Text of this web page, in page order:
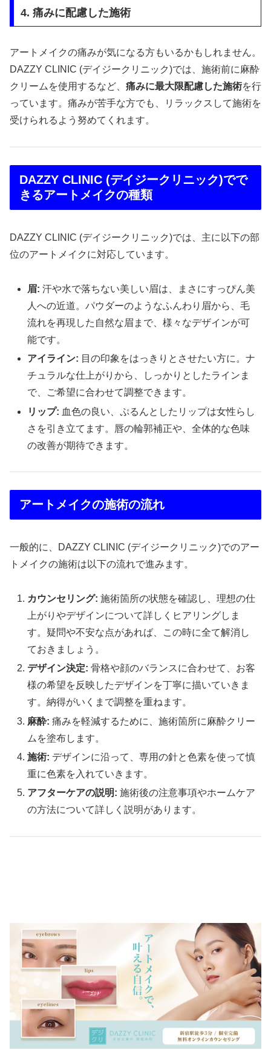
4. 痛みに配慮した施術
アートメイクの痛みが気になる方もいるかもしれません。
DAZZY CLINIC (デイジークリニック)では、施術前に麻酔
クリームを使用するなど、 痛みに最大限配慮した施術を行
っています。痛みが苦手な方でも、リラックスして施術を
受けられるよう努めてくれます。
DAZZY CLINIC (デイジークリニック)でで
きるアートメイクの種類
DAZZY CLINIC (デイジークリニック)では、主に以下の部
位のアートメイクに対応しています。
眉: 汗や水で落ちない美しい眉は、まさにすっぴん美
人への近道。パウダーのようなふんわり眉から、毛
流れを再現した自然な眉まで、様々なデザインが可
能です。
アイライン: 目の印象をはっきりとさせたい方に。ナ
チュラルな仕上がりから、しっかりとしたラインま
で、ご希望に合わせて調整できます。
リップ: 血色の良い、ぷるんとしたリップは女性らし
さを引き立てます。唇の輪郭補正や、全体的な色味
の改善が期待できます。
アートメイクの施術の流れ
一般的に、DAZZY CLINIC (デイジークリニック)でのアー
トメイクの施術は以下の流れで進みます。
カウンセリング: 施術箇所の状態を確認し、理想の仕
上がりやデザインについて詳しくヒアリングしま
す。疑問や不安な点があれば、この時に全て解消し
ておきましょう。
デザイン決定: 骨格や顔のバランスに合わせて、お客
様の希望を反映したデザインを丁寧に描いていきま
す。納得がいくまで調整を重ねます。
麻酔: 痛みを軽減するために、施術箇所に麻酔クリー
ムを塗布します。
施術: デザインに沿って、専用の針と色素を使って慎
重に色素を入れていきます。
アフターケアの説明: 施術後の注意事項やホームケア
の方法について詳しく説明があります。